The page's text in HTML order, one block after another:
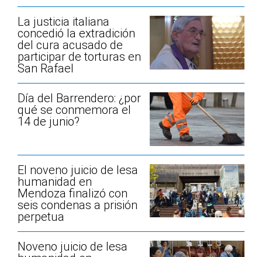
La justicia italiana
concedió la extradición
del cura acusado de
participar de torturas en
San Rafael
Día del Barrendero: ¿por
qué se conmemora el
14 de junio?
El noveno juicio de lesa
humanidad en
Mendoza finalizó con
seis condenas a prisión
perpetua
Noveno juicio de lesa